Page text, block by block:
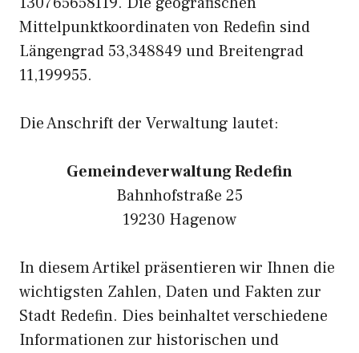
Mittelpunktkoordinaten von Redefin sind
Längengrad 53,348849 und Breitengrad
11,199955.
Die Anschrift der Verwaltung lautet:
Gemeindeverwaltung Redefin
Bahnhofstraße 25
19230 Hagenow
In diesem Artikel präsentieren wir Ihnen die
wichtigsten Zahlen, Daten und Fakten zur
Stadt Redefin. Dies beinhaltet verschiedene
Informationen zur historischen und